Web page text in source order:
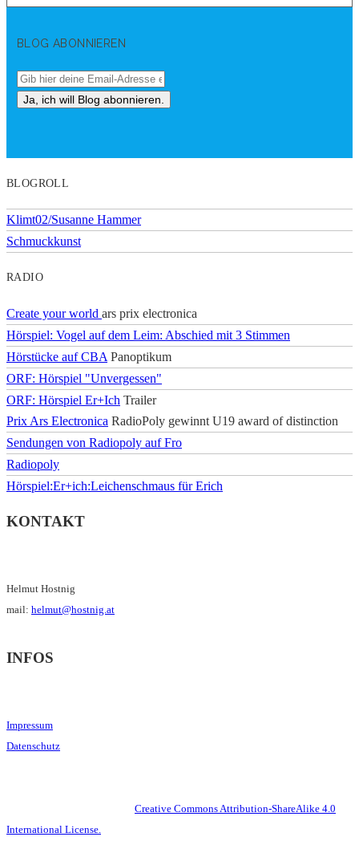
BLOG ABONNIEREN
BLOGROLL
Klimt02/Susanne Hammer
Schmuckkunst
RADIO
Create your world ars prix electronica
Hörspiel: Vogel auf dem Leim: Abschied mit 3 Stimmen
Hörstücke auf CBA Panoptikum
ORF: Hörspiel "Unvergessen"
ORF: Hörspiel Er+Ich Trailer
Prix Ars Electronica RadioPoly gewinnt U19 award of distinction
Sendungen von Radiopoly auf Fro
Radiopoly
Hörspiel:Er+ich:Leichenschmaus für Erich
KONTAKT
Helmut Hostnig
mail: helmut@hostnig.at
INFOS
Impressum
Datenschutz
Creative Commons Attribution-ShareAlike 4.0
International License.